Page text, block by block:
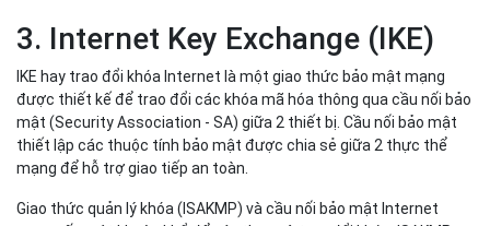
vệ tính bí mật của dữ liệu.